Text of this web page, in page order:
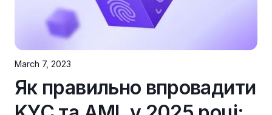
March 7, 2023
Як правильно впровадити